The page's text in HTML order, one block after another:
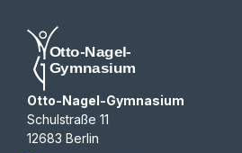
Otto-Nagel-Gymnasium
Schulstraße 11
12683 Berlin